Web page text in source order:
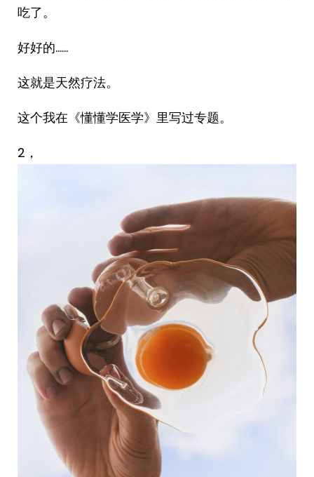
吃了。
好好的……
这就是天然疗法。
这个我在《懂懂学医学》里写过专题。
2，